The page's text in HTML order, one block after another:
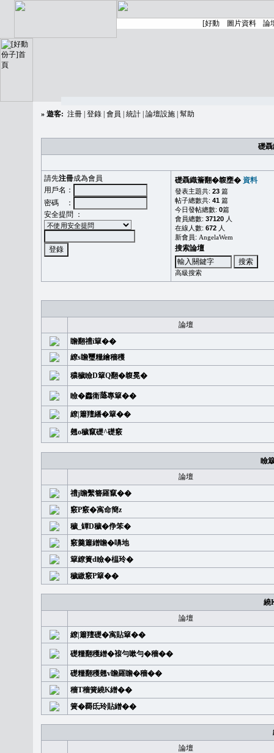
» 遊客: 注冊 登錄 會員 統計 論壇設施 幫助
礎
請先注冊成為會員
用戶名：
密碼 ：
安全提問 ：
礎聶織簷翻�䪖壅� 資料
發表主題共: 23 篇
帖子總數共: 41 篇
今日發帖總數: 0篇
會員總數: 37120 人
在線人數: 672 人
新會員: AngelaWem
搜索論壇
高級搜索
論壇
瞻翻禮i簞��
繚s瞻璽糧繪穡穫
穠穢瞼D簞Q翻�䪖冕�
瞼�䆐衛𦻕專簞��
繚|簫羶繙�簞��
翹o穢竄礎^礎竅
瞼
論壇
禮j瞻繫簪羅竄��
竅P竅�㝢命簡z
穢_罈D穢�鿇笨�
竅羹簫繒瞻�嚊地
簞繚簣d瞼�榅玲�
穢繳竅P簞��
繞
論壇
繚|簫羶礎�㝢貼簞��
礎糧翻穫繒�䙛勻嗽勻�穡��
礎糧翻穫翹v瞻羅瞻�穡��
穡T穡簧繞K繒��
簧�覉氐玲貼繒��
論壇